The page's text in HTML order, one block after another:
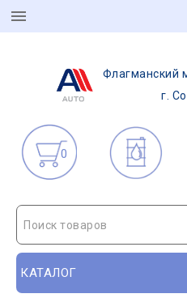
Флагманский
г.
0
Поиск товаров
КАТАЛОГ